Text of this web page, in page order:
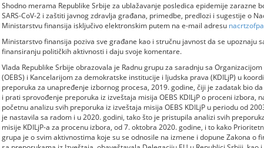
Shodno merama Republike Srbije za ublažavanje posledica epidemije zarazne
SARS-CoV-2 i zaštiti javnog zdravlja građana, primedbe, predlozi i sugestije o
Ministarstvu finansija isključivo elektronskim putem na e-mail adresu
Ministarstvo finansija poziva sve građane kao i stručnu javnost da se upoznaju
finansiranju političkih aktivnosti i daju svoje komentare.
Vlada Republike Srbije obrazovala je Radnu grupu za saradnju sa
(OEBS) i Kancelarijom za demokratske institucije i ljudska prava (KDILjP) u
preporuka za unapređenje izbornog procesa, 2019. godine, čiji je zadatak bio
i prati sprovođenje preporuka iz izveštaja misija OEBS KDILjP o proceni izbora,
početnu analizu svih preporuka iz izveštaja misija OEBS KDILjP u periodu od
je nastavila sa radom i u 2020. godini, tako što je pristupila analizi svih
misije KDILjP-a za procenu izbora, od 7. oktobra 2020. godine, i to kako
grupa je o svim aktivnostima koje su se odnosile na izmene i dopune Zakona o